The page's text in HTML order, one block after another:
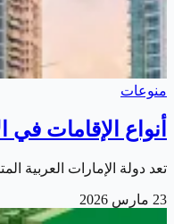
منوعات
أنواع الإقامات في
تعد دولة الإمارات العربية
23 مارس 2026